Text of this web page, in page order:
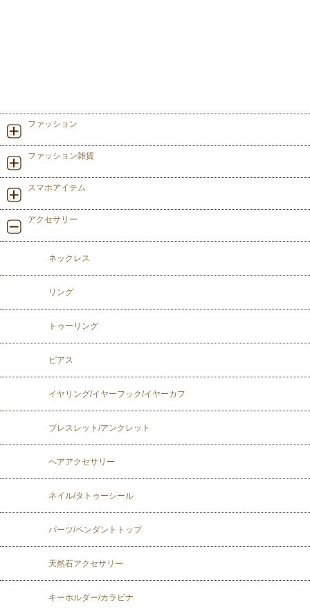
ファッション
ファッション雑貨
スマホアイテム
アクセサリー
ネックレス
リング
トゥーリング
ピアス
イヤリング/イヤーフック/イヤーカフ
ブレスレット/アンクレット
ヘアアクセサリー
ネイル/タトゥーシール
パーツ/ペンダントトップ
天然石アクセサリー
キーホルダー/カラビナ